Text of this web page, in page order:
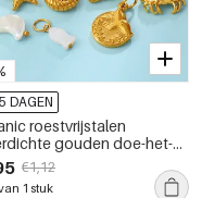
DAGEN
roestvrijstalen
gouden doe-het-
€1,12
1 stuk